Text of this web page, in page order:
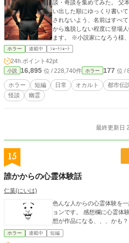
談・奇談を集めてみた。 父本
い出した順にゆっくり書い
されないよう、名前はすべ
から逸脱しない程度に登場
ます。 ※小説家になろう様
稿しています。
ホラー 連載中 ｼｮｰﾄｼｮｰﾄ
24h.ポイント 42pt
小説 16,895 位 / 228,740件 ホラー 177 位 /
ホラー 短編 日常 オカルト 都市伝
怪談
幽霊
最終更新日
15
誰かからの心霊体験話
仁葉(にいは)
色んな人からの心霊体験を
ョンです。 感想欄に心霊体
想が作品になる、、、かも？
ホラー 連載中 短編